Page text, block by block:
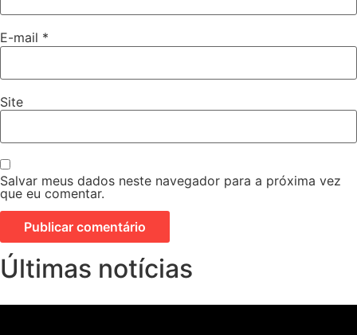
E-mail *
Site
Salvar meus dados neste navegador para a próxima vez
que eu comentar.
Últimas notícias